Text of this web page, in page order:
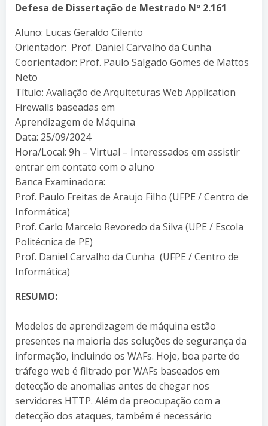
Defesa de Dissertação de Mestrado Nº 2.161
Aluno: Lucas Geraldo Cilento
Orientador: Prof. Daniel Carvalho da Cunha
Coorientador: Prof. Paulo Salgado Gomes de Mattos
Neto
Título: Avaliação de Arquiteturas Web Application
Firewalls baseadas em
Aprendizagem de Máquina
Data: 25/09/2024
Hora/Local: 9h – Virtual – Interessados em assistir
entrar em contato com o aluno
Banca Examinadora:
Prof. Paulo Freitas de Araujo Filho (UFPE / Centro de
Informática)
Prof. Carlo Marcelo Revoredo da Silva (UPE / Escola
Politécnica de PE)
Prof. Daniel Carvalho da Cunha (UFPE / Centro de
Informática)
RESUMO:
Modelos de aprendizagem de máquina estão
presentes na maioria das soluções de segurança da
informação, incluindo os WAFs. Hoje, boa parte do
tráfego web é filtrado por WAFs baseados em
detecção de anomalias antes de chegar nos
servidores HTTP. Além da preocupação com a
detecção dos ataques, também é necessário